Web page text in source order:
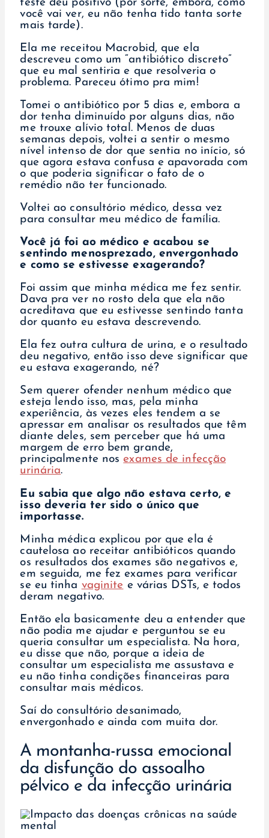
teste deu positivo (por sorte, embora, como
você vai ver, eu não tenha tido tanta sorte
mais tarde).
Ela me receitou Macrobid, que ela
descreveu como um “antibiótico discreto”
que eu mal sentiria e que resolveria o
problema. Pareceu ótimo pra mim!
Tomei o antibiótico por 5 dias e, embora a
dor tenha diminuído por alguns dias, não
me trouxe alívio total. Menos de duas
semanas depois, voltei a sentir o mesmo
nível intenso de dor que sentia no início, só
que agora estava confusa e apavorada com
o que poderia significar o fato de o
remédio não ter funcionado.
Voltei ao consultório médico, dessa vez
para consultar meu médico de família.
Você já foi ao médico e acabou se
sentindo menosprezado, envergonhado
e como se estivesse exagerando?
Foi assim que minha médica me fez sentir.
Dava pra ver no rosto dela que ela não
acreditava que eu estivesse sentindo tanta
dor quanto eu estava descrevendo.
Ela fez outra cultura de urina, e o resultado
deu negativo, então isso deve significar que
eu estava exagerando, né?
Sem querer ofender nenhum médico que
esteja lendo isso, mas, pela minha
experiência, às vezes eles tendem a se
apressar em analisar os resultados que têm
diante deles, sem perceber que há uma
margem de erro bem grande,
principalmente nos exames de infecção
urinária.
Eu sabia que algo não estava certo, e
isso deveria ter sido o único que
importasse.
Minha médica explicou por que ela é
cautelosa ao receitar antibióticos quando
os resultados dos exames são negativos e,
em seguida, me fez exames para verificar
se eu tinha vaginite e várias DSTs, e todos
deram negativo.
Então ela basicamente deu a entender que
não podia me ajudar e perguntou se eu
queria consultar um especialista. Na hora,
eu disse que não, porque a ideia de
consultar um especialista me assustava e
eu não tinha condições financeiras para
consultar mais médicos.
Saí do consultório desanimado,
envergonhado e ainda com muita dor.
A montanha-russa emocional
da disfunção do assoalho
pélvico e da infecção urinária